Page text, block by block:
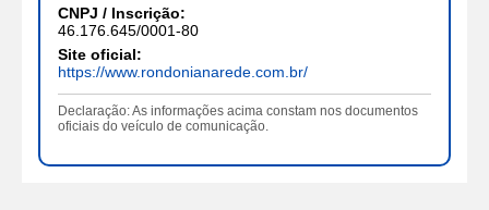
CNPJ / Inscrição:
46.176.645/0001-80
Site oficial:
https://www.rondonianarede.com.br/
Declaração: As informações acima constam nos documentos
oficiais do veículo de comunicação.